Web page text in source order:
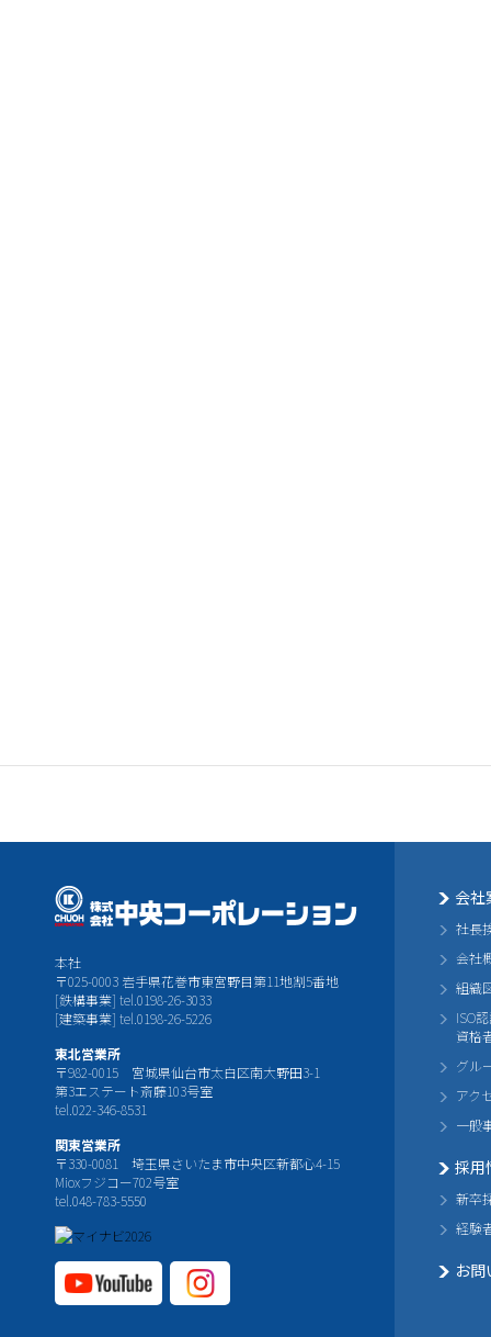
本社
〒025-0003 岩手県花巻市東宮野目第11地割5番地
[鉄構事業] tel.0198-26-3033
[建築事業] tel.0198-26-5226
東北営業所
〒982-0015 宮城県仙台市太白区南大野田3-1
第3エステート斎藤103号室
tel.022-346-8531
関東営業所
〒330-0081 埼玉県さいたま市中央区新都心4-15
Mioxフジコー702号室
tel.048-783-5550
会社
社長
会社
組織
ISO
資格
グル
アク
一般
採用
新卒
経験
お